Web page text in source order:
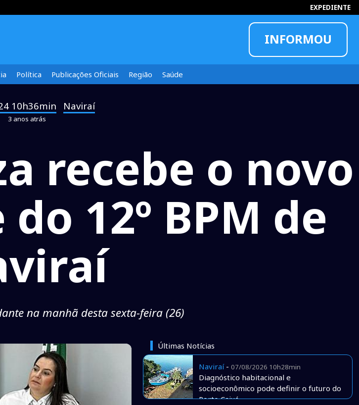
EXPEDIENTE
INFORMOU
Política Publicações Oficiais Região Saúde
10h36min Naviraí
3 anos atrás
recebe o novo
12º BPM de
na manhã desta sexta-feira (26)
Últimas Notícias
Naviraí- 07/08/2026 10h28min
Diagnóstico habitacional e
socioeconômico pode definir o futuro do
Porto Caiuá